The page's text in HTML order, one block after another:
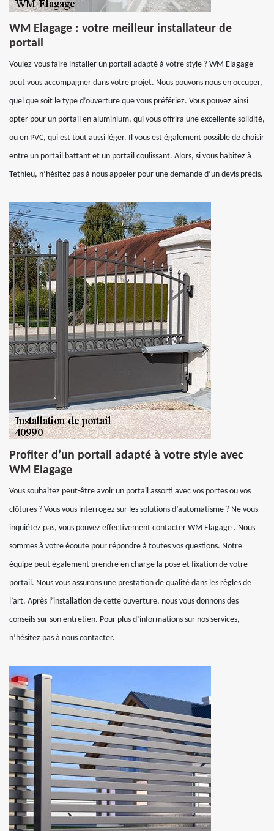
WM Elagage : votre meilleur installateur de
portail
Voulez-vous faire installer un portail adapté à votre style ? WM Elagage
peut vous accompagner dans votre projet. Nous pouvons nous en occuper,
quel que soit le type d’ouverture que vous préfériez. Vous pouvez ainsi
opter pour un portail en aluminium, qui vous offrira une excellente solidité,
ou en PVC, qui est tout aussi léger. Il vous est également possible de choisir
entre un portail battant et un portail coulissant. Alors, si vous habitez à
Tethieu, n’hésitez pas à nous appeler pour une demande d’un devis précis.
Profiter d’un portail adapté à votre style avec
WM Elagage
Vous souhaitez peut-être avoir un portail assorti avec vos portes ou vos
clôtures ? Vous vous interrogez sur les solutions d’automatisme ? Ne vous
inquiétez pas, vous pouvez effectivement contacter WM Elagage . Nous
sommes à votre écoute pour répondre à toutes vos questions. Notre
équipe peut également prendre en charge la pose et fixation de votre
portail. Nous vous assurons une prestation de qualité dans les règles de
l’art. Après l’installation de cette ouverture, nous vous donnons des
conseils sur son entretien. Pour plus d’informations sur nos services,
n’hésitez pas à nous contacter.